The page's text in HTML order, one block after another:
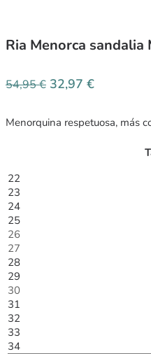
Ria Menorca
54,95€ 32,97 €
Menorquina respetuosa, más
22
23
24
25
26
27
28
29
30
31
32
33
34